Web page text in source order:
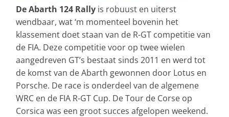
De Abarth 124 Rally is robuust en uiterst
wendbaar, wat ‘m momenteel bovenin het
klassement doet staan van de R-GT competitie van
de FIA. Deze competitie voor op twee wielen
aangedreven GT’s bestaat sinds 2011 en werd tot
de komst van de Abarth gewonnen door Lotus en
Porsche. De race is onderdeel van de algemene
WRC en de FIA R-GT Cup. De Tour de Corse op
Corsica was een groot succes afgelopen weekend.